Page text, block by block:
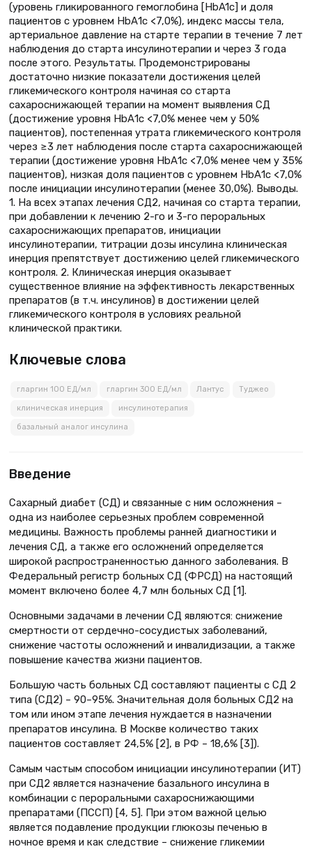
(уровень гликированного гемоглобина [НbA1с] и доля
пациентов с уровнем НbА1c <7,0%), индекс массы тела,
артериальное давление на старте терапии в течение 7 лет
наблюдения до старта инсулинотерапии и через 3 года
после этого. Результаты. Продемонстрированы
достаточно низкие показатели достижения целей
гликемического контроля начиная со старта
сахароснижающей терапии на момент выявления СД
(достижение уровня НbА1c <7,0% менее чем у 50%
пациентов), постепенная утрата гликемического контроля
через ≥3 лет наблюдения после старта сахароснижающей
терапии (достижение уровня НbА1c <7,0% менее чем у 35%
пациентов), низкая доля пациентов с уровнем НbА1c <7,0%
после инициации инсулинотерапии (менее 30,0%). Выводы.
1. На всех этапах лечения СД2, начиная со старта терапии,
при добавлении к лечению 2-го и 3-го пероральных
сахароснижающих препаратов, инициации
инсулинотерапии, титрации дозы инсулина клиническая
инерция препятствует достижению целей гликемического
контроля. 2. Клиническая инерция оказывает
существенное влияние на эффективность лекарственных
препаратов (в т.ч. инсулинов) в достижении целей
гликемического контроля в условиях реальной
клинической практики.
Ключевые слова
гларгин 100 ЕД/мл гларгин 300 ЕД/мл Лантус Туджео
клиническая инерция инсулинотерапия
базальный аналог инсулина
Введение
Сахарный диабет (СД) и связанные с ним осложнения –
одна из наиболее серьезных проблем современной
медицины. Важность проблемы ранней диагностики и
лечения СД, а также его осложнений определяется
широкой распространенностью данного заболевания. В
Федеральный регистр больных СД (ФРСД) на настоящий
момент включено более 4,7 млн больных СД [1].
Основными задачами в лечении СД являются: снижение
смертности от сердечно-сосудистых заболеваний,
снижение частоты осложнений и инвалидизации, а также
повышение качества жизни пациентов.
Большую часть больных СД составляют пациенты с СД 2
типа (СД2) – 90–95%. Значительная доля больных СД2 на
том или ином этапе лечения нуждается в назначении
препаратов инсулина. В Москве количество таких
пациентов составляет 24,5% [2], в РФ – 18,6% [3]).
Самым частым способом инициации инсулинотерапии (ИТ)
при СД2 является назначение базального инсулина в
комбинации с пероральными сахароснижающими
препаратами (ПССП) [4, 5]. При этом важной целью
является подавление продукции глюкозы печенью в
ночное время и как следствие – снижение гликемии